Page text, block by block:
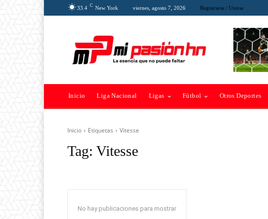
33.4 C New York viernes, agosto 7, 2026 Registrarse / Unirse
Inicio Liga Nacional Ligas Fútbol Otros Deportes
Inicio Etiquetas Vitesse
Tag: Vitesse
No hay publicaciones para mostrar